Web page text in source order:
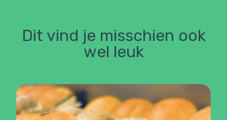
Dit vind je misschien ook
wel leuk